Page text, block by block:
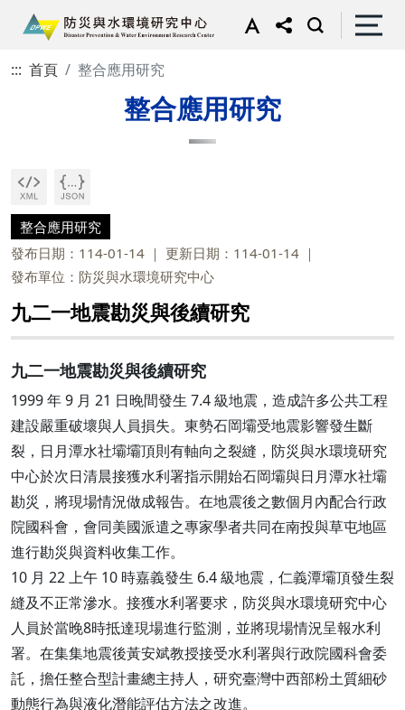
::: 首頁 整合應用研究
整合應用研究
整合應用研究
發布日期：114-01-14
更新日期：114-01-14
發布單位：防災與水環境研究中心
九二一地震勘災與後續研究
九二一地震勘災與後續研究
1999 年 9 月 21 日晚間發生 7.4 級地震，造成許多公共工程
建設嚴重破壞與人員損失。東勢石岡壩受地震影響發生斷
裂，日月潭水社壩壩頂則有軸向之裂縫，防災與水環境研究
中心於次日清晨接獲水利署指示開始石岡壩與日月潭水社壩
勘災，將現場情況做成報告。在地震後之數個月內配合行政
院國科會，會同美國派遣之專家學者共同在南投與草屯地區
進行勘災與資料收集工作。
10 月 22 上午 10 時嘉義發生 6.4 級地震，仁義潭壩頂發生裂
縫及不正常滲水。接獲水利署要求，防災與水環境研究中心
人員於當晚8時抵達現場進行監測，並將現場情況呈報水利
署。在集集地震後黃安斌教授接受水利署與行政院國科會委
託，擔任整合型計畫總主持人，研究臺灣中西部粉土質細砂
動態行為與液化潛能評估方法之改進。